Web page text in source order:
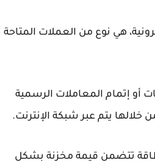
هي نوع من العملات المتاحة
أو إتمام المعاملات الرسمية
يتم عبر شبكة الإنترنت.
بطاقة تتضمن قيمة مخزنة بشكل